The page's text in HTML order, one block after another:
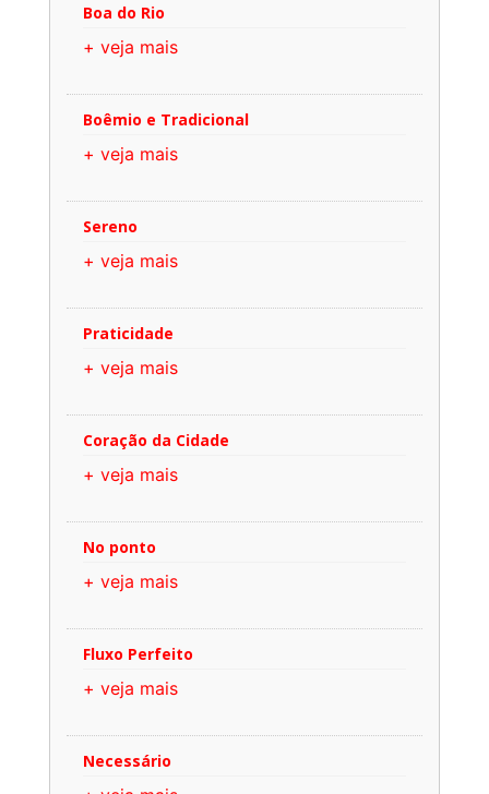
Boa do Rio
+ veja mais
Boêmio e Tradicional
+ veja mais
Sereno
+ veja mais
Praticidade
+ veja mais
Coração da Cidade
+ veja mais
No ponto
+ veja mais
Fluxo Perfeito
+ veja mais
Necessário